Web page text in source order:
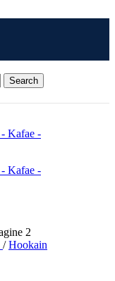
Search
/ Hookain